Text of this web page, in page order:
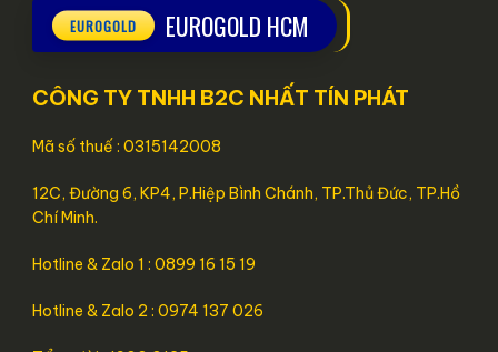
EUROGOLD HCM
CÔNG TY TNHH B2C NHẤT TÍN PHÁT
Mã số thuế : 0315142008
12C, Đường 6, KP4, P.Hiệp Bình Chánh, TP.Thủ Đức, TP.Hồ
Chí Minh.
Hotline & Zalo 1 : 0899 16 15 19
Hotline & Zalo 2 : 0974 137 026